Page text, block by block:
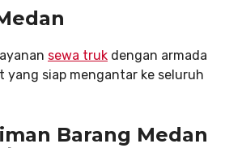
sewa truk dengan armada
yang siap mengantar ke seluruh
Barang Medan